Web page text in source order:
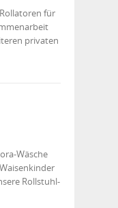
für
privaten
Wäsche
Rollstuhl-